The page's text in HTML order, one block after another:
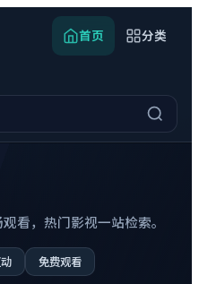
首页 分类
看，热门影视一站检索。
免费观看